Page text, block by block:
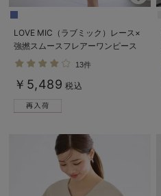
LOVE MIC（ラブミック）レース×
強撚スムースフレアーワンピース
マタニティ・授乳服【出産後も長く
13件
￥5,489 税込